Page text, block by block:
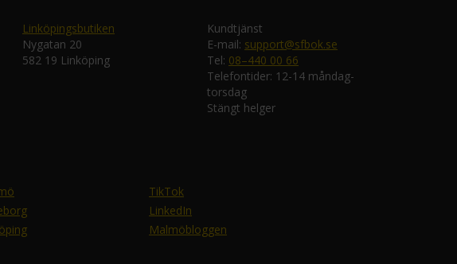
Linköpingsbutiken
Nygatan 20
582 19 Linköping
Kundtjänst
E-mail: support@sfbok.se
Tel: 08–440 00 66
Telefontider: 12-14 måndag-
torsdag
Stängt helger
TikTok
LinkedIn
Malmöbloggen